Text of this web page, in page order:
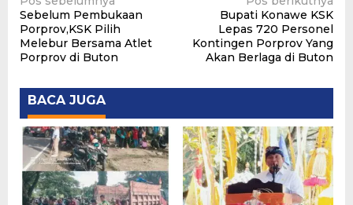
pos
Sebelum Pembukaan
Porprov,KSK Pilih
Melebur Bersama Atlet
Porprov di Buton
Bupati Konawe KSK
Lepas 720 Personel
Kontingen Porprov Yang
Akan Berlaga di Buton
BACA JUGA